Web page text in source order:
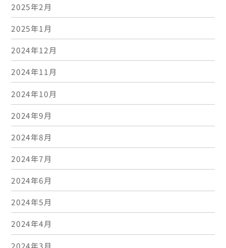
2025年2月
2025年1月
2024年12月
2024年11月
2024年10月
2024年9月
2024年8月
2024年7月
2024年6月
2024年5月
2024年4月
2024年3月